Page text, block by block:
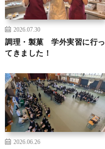
2026.07.30
調理・製菓 学外実習に行っ
てきました！
2026.06.26